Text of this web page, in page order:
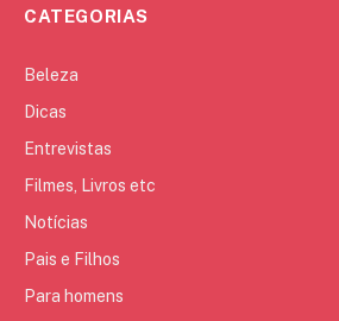
CATEGORIAS
Beleza
Dicas
Entrevistas
Filmes, Livros etc
Notícias
Pais e Filhos
Para homens